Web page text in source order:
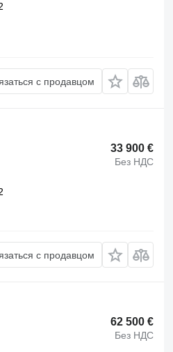
с продавцом
33 900 €
Без НДС
с продавцом
62 500 €
Без НДС